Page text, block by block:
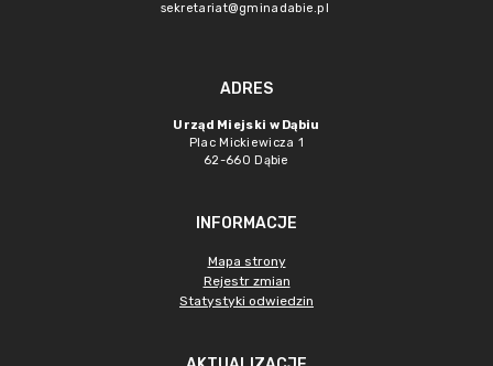
sekretariat@gminadabie.pl
ADRES
Urząd Miejski w Dąbiu
Plac Mickiewicza 1
62-660 Dąbie
INFORMACJE
Mapa strony
Rejestr zmian
Statystyki odwiedzin